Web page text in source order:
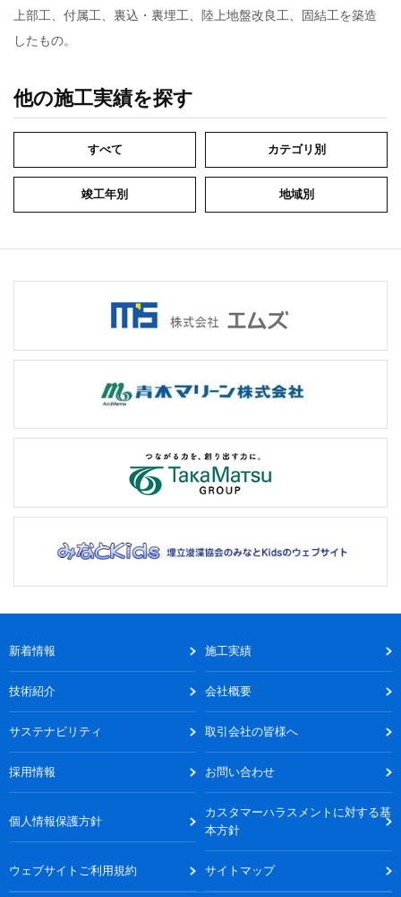
上部工、付属工、裏込・裏埋工、陸上地盤改良工、固結工を築造
したもの。
他の施工実績を探す
すべて カテゴリ別
竣工年別 地域別
新着情報 施工実績
技術紹介 会社概要
サステナビリティ 取引会社の皆様へ
採用情報 お問い合わせ
個人情報保護方針
カスタマーハラスメントに対する基
本方針
ウェブサイトご利用規約 サイトマップ